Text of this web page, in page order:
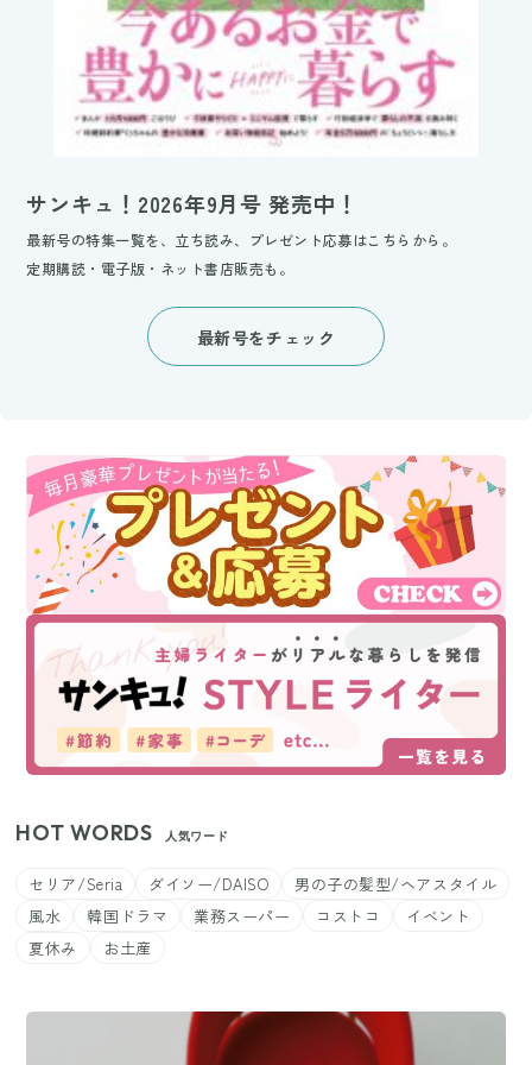
サンキュ！2026年9月号 発売中！
最新号の特集一覧を、立ち読み、プレゼント応募はこちらから。
定期購読・電子版・ネット書店販売も。
最新号をチェック
HOT WORDS 人気ワード
セリア/Seria ダイソー/DAISO
男の子の髪型/ヘアスタイル
風水
韓国ドラマ 業務スーパー コストコ
イベント
夏休み
お土産